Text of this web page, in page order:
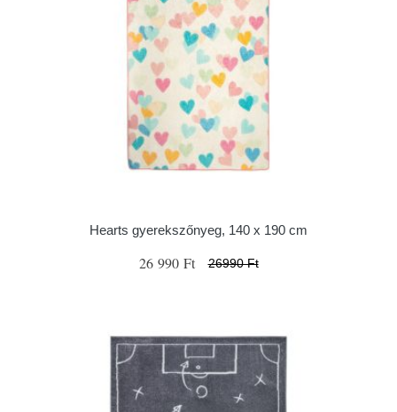
Hearts gyerekszőnyeg, 140 x 190 cm
26 990 Ft 26990 Ft